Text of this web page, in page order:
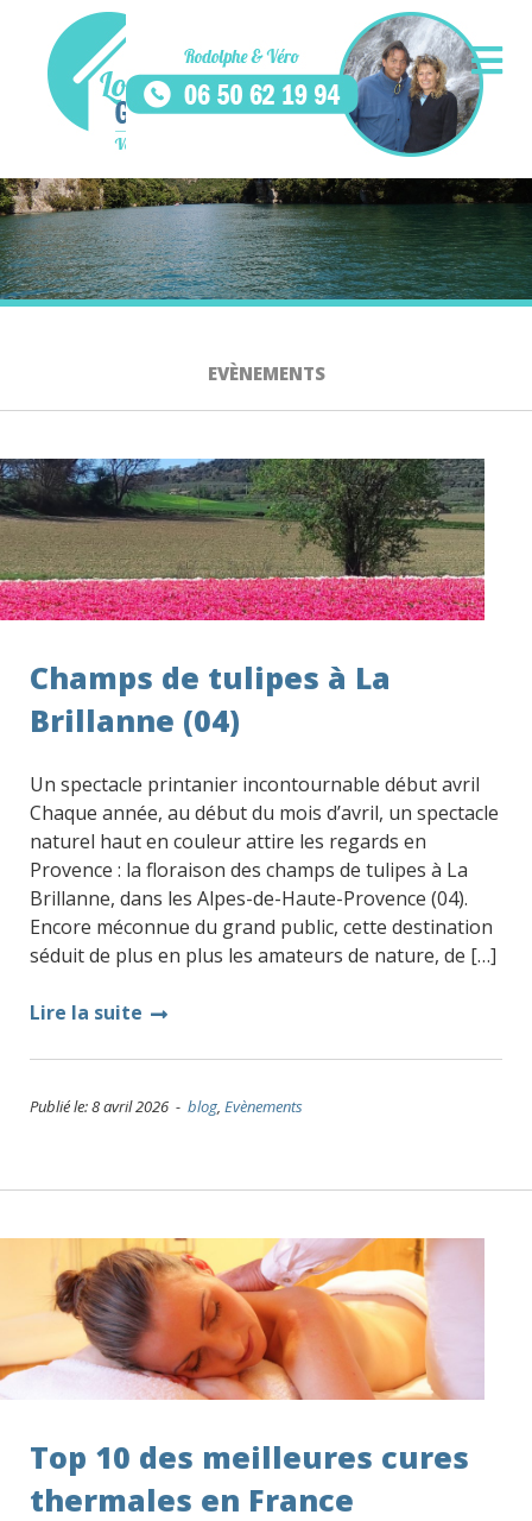
EVÈNEMENTS
Champs de tulipes à La
Brillanne (04)
Un spectacle printanier incontournable début avril
Chaque année, au début du mois d’avril, un spectacle
naturel haut en couleur attire les regards en
Provence : la floraison des champs de tulipes à La
Brillanne, dans les Alpes-de-Haute-Provence (04).
Encore méconnue du grand public, cette destination
séduit de plus en plus les amateurs de nature, de […]
Lire la suite
Publié le: 8 avril 2026 - blog, Evènements
Top 10 des meilleures cures
thermales en France